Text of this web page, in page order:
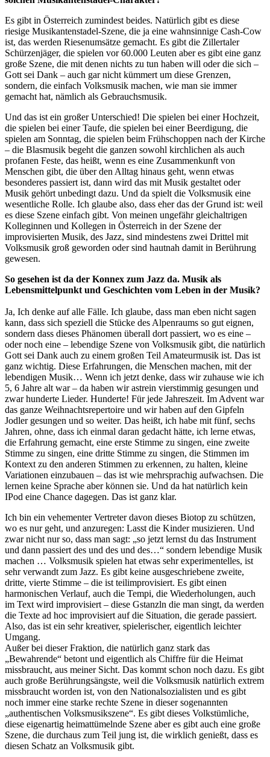
Es gibt in Österreich zumindest beides. Natürlich gibt es diese
riesige Musikantenstadel-Szene, die ja eine wahnsinnige Cash-Cow
ist, das werden Riesenumsätze gemacht. Es gibt die Zillertaler
Schürzenjäger, die spielen vor 60.000 Leuten aber es gibt eine ganz
große Szene, die mit denen nichts zu tun haben will oder die sich –
Gott sei Dank – auch gar nicht kümmert um diese Grenzen,
sondern, die einfach Volksmusik machen, wie man sie immer
gemacht hat, nämlich als Gebrauchsmusik.
Und das ist ein großer Unterschied! Die spielen bei einer Hochzeit,
die spielen bei einer Taufe, die spielen bei einer Beerdigung, die
spielen am Sonntag, die spielen beim Frühschoppen nach der Kirche
– die Blasmusik begeht die ganzen sowohl kirchlichen als auch
profanen Feste, das heißt, wenn es eine Zusammenkunft von
Menschen gibt, die über den Alltag hinaus geht, wenn etwas
besonderes passiert ist, dann wird das mit Musik gestaltet oder
Musik gehört unbedingt dazu. Und da spielt die Volksmusik eine
wesentliche Rolle. Ich glaube also, dass eher das der Grund ist: weil
es diese Szene einfach gibt. Von meinen ungefähr gleichaltrigen
Kolleginnen und Kollegen in Österreich in der Szene der
improvisierten Musik, des Jazz, sind mindestens zwei Drittel mit
Volksmusik groß geworden oder sind hautnah damit in Berührung
gewesen.
So gesehen ist da der Konnex zum Jazz da. Musik als
Lebensmittelpunkt und Geschichten vom Leben in der Musik?
Ja, Ich denke auf alle Fälle. Ich glaube, dass man eben nicht sagen
kann, dass sich speziell die Stücke des Alpenraums so gut eignen,
sondern dass dieses Phänomen überall dort passiert, wo es eine –
oder noch eine – lebendige Szene von Volksmusik gibt, die natürlich
Gott sei Dank auch zu einem großen Teil Amateurmusik ist. Das ist
ganz wichtig. Diese Erfahrungen, die Menschen machen, mit der
lebendigen Musik… Wenn ich jetzt denke, dass wir zuhause wie ich
5, 6 Jahre alt war – da haben wir astrein vierstimmig gesungen und
zwar hunderte Lieder. Hunderte! Für jede Jahreszeit. Im Advent war
das ganze Weihnachtsrepertoire und wir haben auf den Gipfeln
Jodler gesungen und so weiter. Das heißt, ich habe mit fünf, sechs
Jahren, ohne, dass ich einmal daran gedacht hätte, ich lerne etwas,
die Erfahrung gemacht, eine erste Stimme zu singen, eine zweite
Stimme zu singen, eine dritte Stimme zu singen, die Stimmen im
Kontext zu den anderen Stimmen zu erkennen, zu halten, kleine
Variationen einzubauen – das ist wie mehrsprachig aufwachsen. Die
lernen keine Sprache aber können sie. Und da hat natürlich kein
IPod eine Chance dagegen. Das ist ganz klar.
Ich bin ein vehementer Vertreter davon dieses Biotop zu schützen,
wo es nur geht, und anzuregen: Lasst die Kinder musizieren. Und
zwar nicht nur so, dass man sagt: „so jetzt lernst du das Instrument
und dann passiert des und des und des…“ sondern lebendige Musik
machen … Volksmusik spielen hat etwas sehr experimentelles, ist
sehr verwandt zum Jazz. Es gibt keine ausgeschriebene zweite,
dritte, vierte Stimme – die ist teilimprovisiert. Es gibt einen
harmonischen Verlauf, auch die Tempi, die Wiederholungen, auch
im Text wird improvisiert – diese Gstanzln die man singt, da werden
die Texte ad hoc improvisiert auf die Situation, die gerade passiert.
Also, das ist ein sehr kreativer, spielerischer, eigentlich leichter
Umgang.
Außer bei dieser Fraktion, die natürlich ganz stark das
„Bewahrende“ betont und eigentlich als Chiffre für die Heimat
missbraucht, aus meiner Sicht. Das kommt schon noch dazu. Es gibt
auch große Berührungsängste, weil die Volksmusik natürlich extrem
missbraucht worden ist, von den Nationalsozialisten und es gibt
noch immer eine starke rechte Szene in dieser sogenannten
„authentischen Volksmusikszene“. Es gibt dieses Volkstümliche,
diese eigenartig heimattümelnde Szene aber es gibt auch eine große
Szene, die durchaus zum Teil jung ist, die wirklich genießt, dass es
diesen Schatz an Volksmusik gibt.